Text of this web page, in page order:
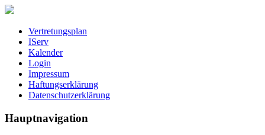
Vertretungsplan
IServ
Kalender
Login
Impressum
Haftungserklärung
Datenschutzerklärung
Hauptnavigation